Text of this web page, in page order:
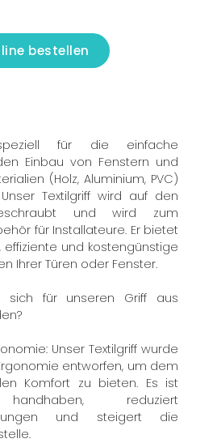
bestellen
für die einfache
Einbau von Fenstern und
(Holz, Aluminium, PVC)
Textilgriff wird auf den
und wird zum
für Installateure. Er bietet
und kostengünstige
Ihrer Türen oder Fenster.
sich für unseren Griff aus
Unser Textilgriff wurde
entworfen, um dem
Komfort zu bieten. Es ist
reduziert
und steigert die